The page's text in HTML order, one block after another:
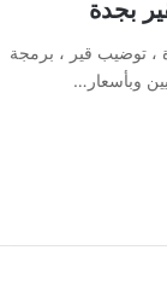
بجدة
توضيب قير ، برمجة
وبأسعار…